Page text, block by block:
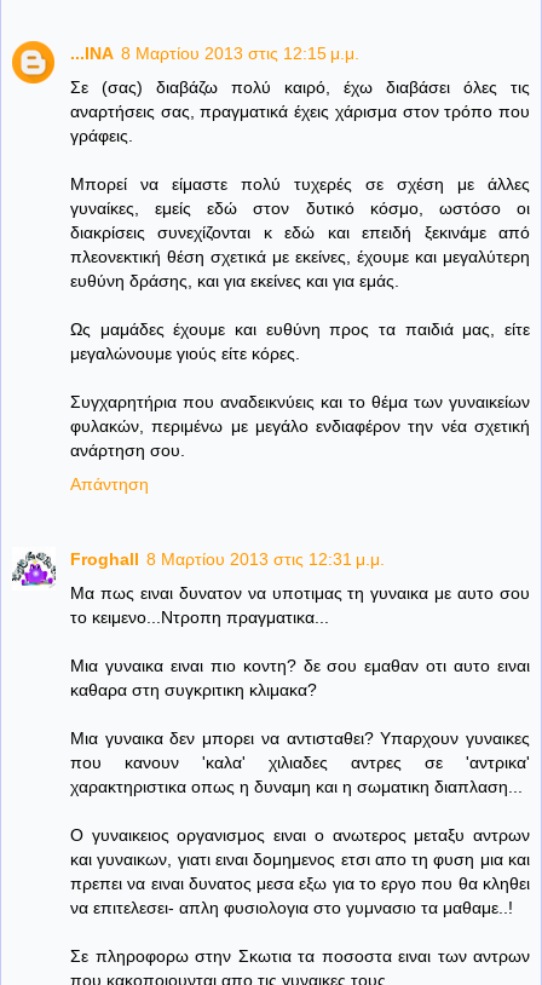
...INA 8 Μαρτίου 2013 στις 12:15 μ.μ.
Σε (σας) διαβάζω πολύ καιρό, έχω διαβάσει όλες τις
αναρτήσεις σας, πραγματικά έχεις χάρισμα στον τρόπο που
γράφεις.
Μπορεί να είμαστε πολύ τυχερές σε σχέση με άλλες
γυναίκες, εμείς εδώ στον δυτικό κόσμο, ωστόσο οι
διακρίσεις συνεχίζονται κ εδώ και επειδή ξεκινάμε από
πλεονεκτική θέση σχετικά με εκείνες, έχουμε και μεγαλύτερη
ευθύνη δράσης, και για εκείνες και για εμάς.
Ως μαμάδες έχουμε και ευθύνη προς τα παιδιά μας, είτε
μεγαλώνουμε γιούς είτε κόρες.
Συγχαρητήρια που αναδεικνύεις και το θέμα των γυναικείων
φυλακών, περιμένω με μεγάλο ενδιαφέρον την νέα σχετική
ανάρτηση σου.
Απάντηση
Froghall 8 Μαρτίου 2013 στις 12:31 μ.μ.
Μα πως ειναι δυνατον να υποτιμας τη γυναικα με αυτο σου
το κειμενο...Ντροπη πραγματικα...
Μια γυναικα ειναι πιο κοντη? δε σου εμαθαν οτι αυτο ειναι
καθαρα στη συγκριτικη κλιμακα?
Μια γυναικα δεν μπορει να αντισταθει? Υπαρχουν γυναικες
που κανουν 'καλα' χιλιαδες αντρες σε 'αντρικα'
χαρακτηριστικα οπως η δυναμη και η σωματικη διαπλαση...
Ο γυναικειος οργανισμος ειναι ο ανωτερος μεταξυ αντρων
και γυναικων, γιατι ειναι δομημενος ετσι απο τη φυση μια και
πρεπει να ειναι δυνατος μεσα εξω για το εργο που θα κληθει
να επιτελεσει- απλη φυσιολογια στο γυμνασιο τα μαθαμε..!
Σε πληροφορω στην Σκωτια τα ποσοστα ειναι των αντρων
που κακοποιουνται απο τις γυναικες τους....